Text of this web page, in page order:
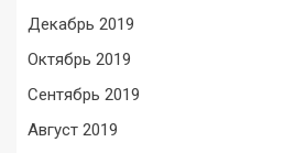
Декабрь 2019
Октябрь 2019
Сентябрь 2019
Август 2019